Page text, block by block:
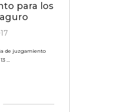
para los
de juzgamiento
…